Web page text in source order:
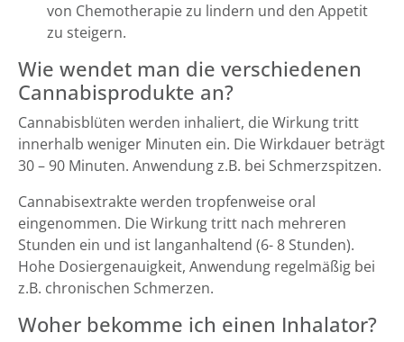
von Chemotherapie zu lindern und den Appetit
zu steigern.
Wie wendet man die verschiedenen
Cannabisprodukte an?
Cannabisblüten werden inhaliert, die Wirkung tritt
innerhalb weniger Minuten ein. Die Wirkdauer beträgt
30 – 90 Minuten. Anwendung z.B. bei Schmerzspitzen.
Cannabisextrakte werden tropfenweise oral
eingenommen. Die Wirkung tritt nach mehreren
Stunden ein und ist langanhaltend (6- 8 Stunden).
Hohe Dosiergenauigkeit, Anwendung regelmäßig bei
z.B. chronischen Schmerzen.
Woher bekomme ich einen Inhalator?